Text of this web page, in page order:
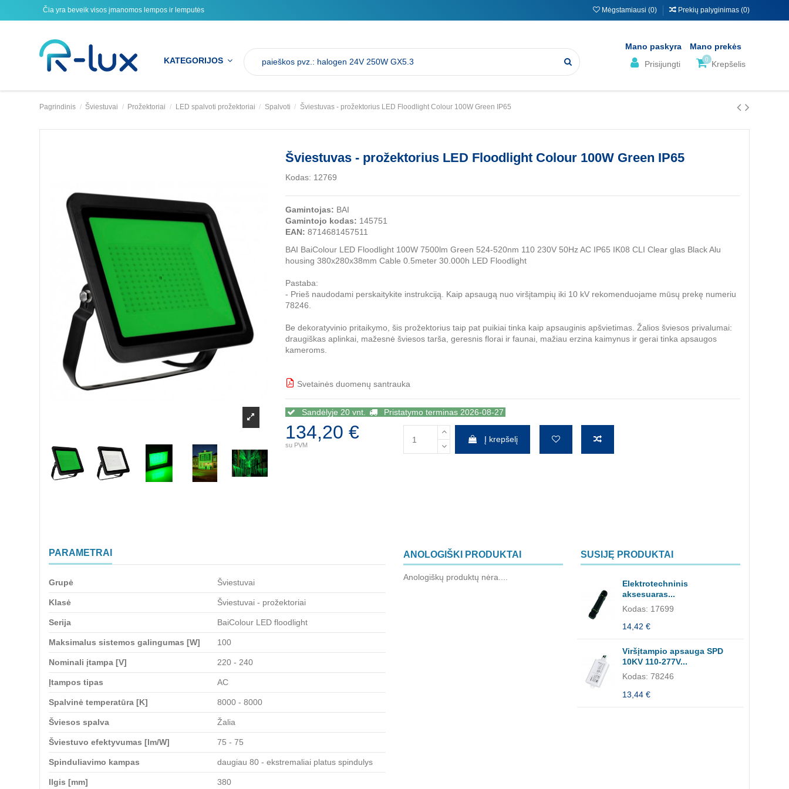
Čia yra beveik visos įmanomos lempos ir lemputės Mėgstamiausi (0) Prekių palyginimas (0)
KATEGORIJOS
Mano paskyra
Prisijungti
Mano prekės
0Krepšelis
Pagrindinis Šviestuvai Prožektoriai LED spalvoti prožektoriai Spalvoti Šviestuvas - prožektorius LED Floodlight Colour 100W Green IP65
Šviestuvas - prožektorius LED Floodlight Colour 100W Green IP65
Kodas: 12769
Gamintojas: BAI
Gamintojo kodas: 145751
EAN: 8714681457511
BAI BaiColour LED Floodlight 100W 7500lm Green 524-520nm 110 230V 50Hz AC IP65 IK08 CLI Clear glas Black Alu
housing 380x280x38mm Cable 0.5meter 30.000h LED Floodlight
Pastaba:
- Prieš naudodami perskaitykite instrukciją. Kaip apsaugą nuo viršįtampių iki 10 kV rekomenduojame mūsų prekę numeriu
78246.
Be dekoratyvinio pritaikymo, šis prožektorius taip pat puikiai tinka kaip apsauginis apšvietimas. Žalios šviesos privalumai:
draugiškas aplinkai, mažesnė šviesos tarša, geresnis florai ir faunai, mažiau erzina kaimynus ir gerai tinka apsaugos
kameroms.
Svetainės duomenų santrauka
Sandėlyje 20 vnt. Pristatymo terminas 2026-08-27
134,20 €
su PVM
Į krepšelį
PARAMETRAI
Grupė Šviestuvai
Klasė Šviestuvai - prožektoriai
Serija BaiColour LED floodlight
Maksimalus sistemos galingumas [W] 100
Nominali įtampa [V] 220 - 240
Įtampos tipas AC
Spalvinė temperatūra [K] 8000 - 8000
Šviesos spalva Žalia
Šviestuvo efektyvumas [lm/W] 75 - 75
Spinduliavimo kampas daugiau 80 - ekstremaliai platus spindulys
Ilgis [mm] 380
ANOLOGIŠKI PRODUKTAI
Anologiškų produktų nėra....
SUSIJĘ PRODUKTAI
Elektrotechninis
aksesuaras...
Kodas: 17699
14,42 €
Viršįtampio apsauga SPD
10KV 110-277V...
Kodas: 78246
13,44 €